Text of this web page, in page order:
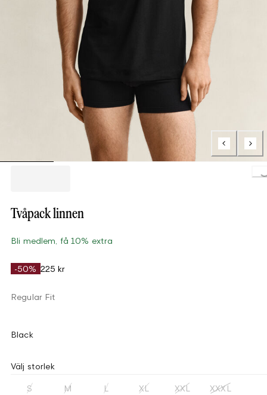
Tvåpack linnen
Bli medlem, få 10% extra
-50% 225 kr
Regular Fit
Black
Välj storlek
S M L XL XXL XXXL